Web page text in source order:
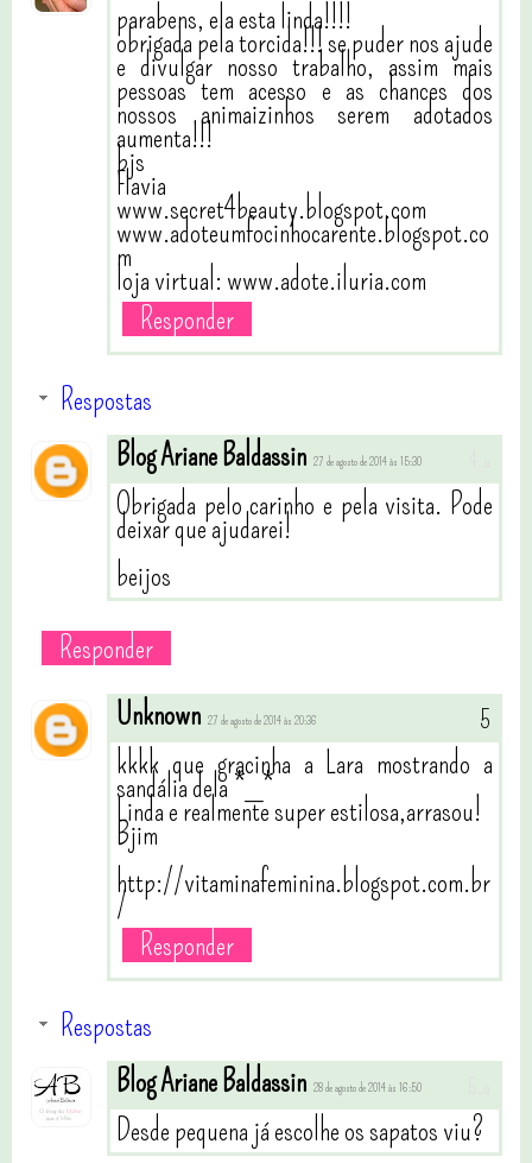
parabens, ela esta linda!!!!
obrigada pela torcida!!! se puder nos ajude
e divulgar nosso trabalho, assim mais
pessoas tem acesso e as chances dos
nossos animaizinhos serem adotados
aumenta!!!
bjs
Flavia
www.secret4beauty.blogspot.com
www.adoteumfocinhocarente.blogspot.co
m
loja virtual: www.adote.iluria.com
Responder
Respostas
Blog Ariane Baldassin 27 de agosto de 2014 às 15:30
Obrigada pelo carinho e pela visita. Pode
deixar que ajudarei!
beijos
Responder
Unknown 27 de agosto de 2014 às 20:36
kkkk que gracinha a Lara mostrando a
sandália dela *_*
Linda e realmente super estilosa,arrasou!
Bjim
http://vitaminafeminina.blogspot.com.br
/
Responder
Respostas
Blog Ariane Baldassin 28 de agosto de 2014 às 16:50
Desde pequena já escolhe os sapatos viu?